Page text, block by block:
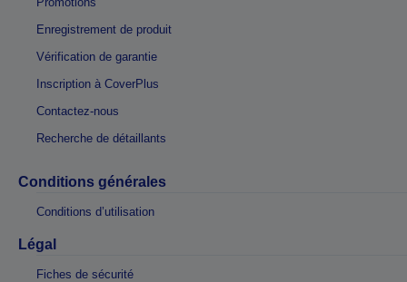
Enregistrement de produit
Vérification de garantie
Inscription à CoverPlus
Contactez-nous
Recherche de détaillants
Conditions générales
Conditions d’utilisation
Légal
Fiches de sécurité